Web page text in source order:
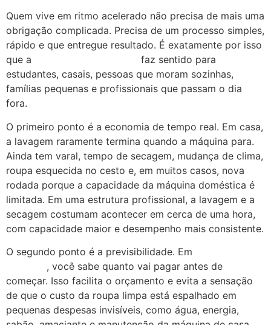
Quem vive em ritmo acelerado não precisa de mais uma
obrigação complicada. Precisa de um processo simples,
rápido e que entregue resultado. É exatamente por isso
que a
faz sentido para
estudantes, casais, pessoas que moram sozinhas,
famílias pequenas e profissionais que passam o dia
fora.
O primeiro ponto é a economia de tempo real. Em casa,
a lavagem raramente termina quando a máquina para.
Ainda tem varal, tempo de secagem, mudança de clima,
roupa esquecida no cesto e, em muitos casos, nova
rodada porque a capacidade da máquina doméstica é
limitada. Em uma estrutura profissional, a lavagem e a
secagem costumam acontecer em cerca de uma hora,
com capacidade maior e desempenho mais consistente.
O segundo ponto é a previsibilidade. Em
, você sabe quanto vai pagar antes de
começar. Isso facilita o orçamento e evita a sensação
de que o custo da roupa limpa está espalhado em
pequenas despesas invisíveis, como água, energia,